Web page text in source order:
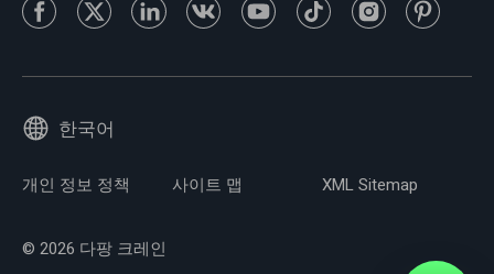
한국어
개인 정보 정책 사이트 맵 XML Sitemap
© 2026 다팡 크레인